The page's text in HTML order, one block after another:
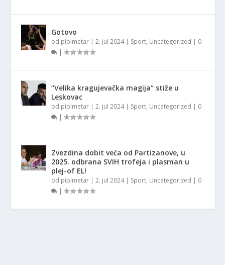
Gotovo
od piplmetar |2. jul 2024| Sport, Uncategorized | 0
|
“Velika kragujevačka magija“ stiže u
Leskovac
od piplmetar |2. jul 2024| Sport, Uncategorized | 0
|
Zvezdina dobit veća od Partizanove, u
2025. odbrana SVIH trofeja i plasman u
plej-of EL!
od piplmetar |2. jul 2024| Sport, Uncategorized | 0
|